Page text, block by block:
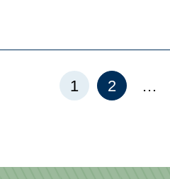
ペ
1 2 …